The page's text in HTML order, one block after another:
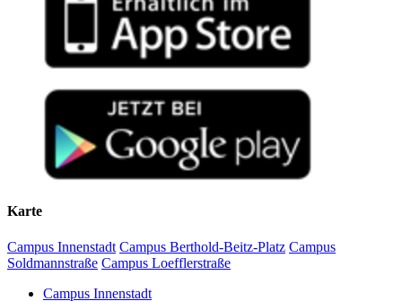
Karte
Campus Innenstadt Campus Berthold-Beitz-Platz Campus
Soldmannstraße Campus Loefflerstraße
Campus Innenstadt